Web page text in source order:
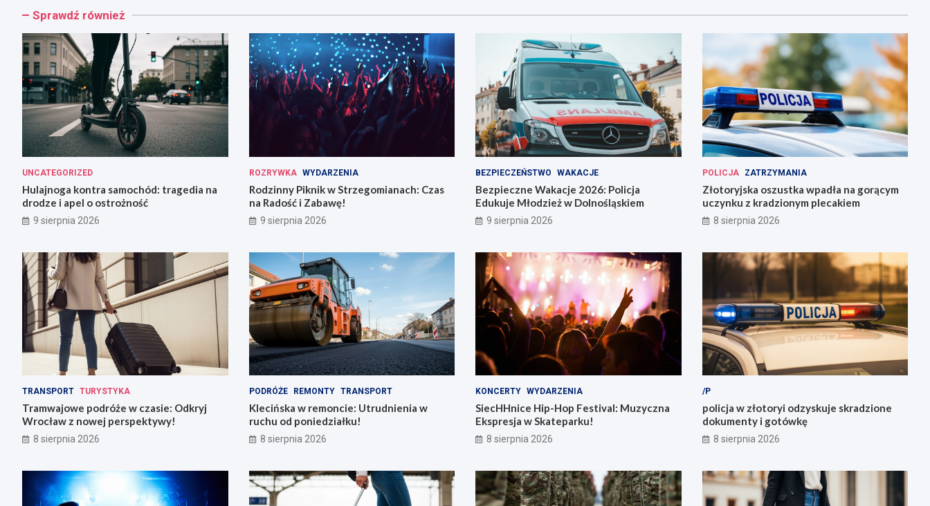
Sprawdź również
UNCATEGORIZED
Hulajnoga kontra samochód: tragedia na
drodze i apel o ostrożność
9 sierpnia 2026
ROZRYWKA WYDARZENIA
Rodzinny Piknik w Strzegomianach: Czas
na Radość i Zabawę!
9 sierpnia 2026
BEZPIECZEŃSTWO WAKACJE
Bezpieczne Wakacje 2026: Policja
Edukuje Młodzież w Dolnośląskiem
9 sierpnia 2026
POLICJA ZATRZYMANIA
Złotoryjska oszustka wpadła na gorącym
uczynku z kradzionym plecakiem
8 sierpnia 2026
TRANSPORT TURYSTYKA
Tramwajowe podróże w czasie: Odkryj
Wrocław z nowej perspektywy!
8 sierpnia 2026
PODRÓŻE REMONTY TRANSPORT
Klecińska w remoncie: Utrudnienia w
ruchu od poniedziałku!
8 sierpnia 2026
KONCERTY WYDARZENIA
SiecHHnice Hip-Hop Festival: Muzyczna
Ekspresja w Skateparku!
8 sierpnia 2026
/P
policja w złotoryi odzyskuje skradzione
dokumenty i gotówkę
8 sierpnia 2026